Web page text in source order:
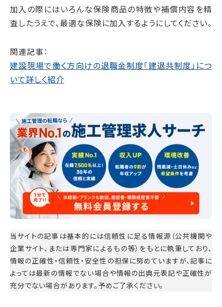
加入の際にはいろんな保険商品の特徴や補償内容を精
査したうえで、最適な保険に加入するようにしてください。
関連記事：
建設現場で働く方向けの退職金制度「建退共制度」につ
いて詳しく紹介
当サイトの記事は基本的には信頼性に足る情報源（公共機関や
企業サイト、または専門家によるもの等）をもとに執筆しており、
情報の正確性・信頼性・安全性の担保に努めていますが、記事に
よっては最新の情報でない場合や情報の出典元表記や正確性が
充分でない場合があります。予めご了承ください。